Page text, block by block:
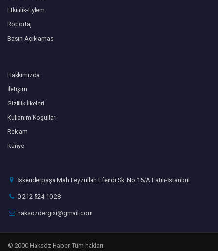
Etkinlik-Eylem
Röportaj
Basın Açıklaması
Hakkımızda
İletişim
Gizlilik İlkeleri
Kullanım Koşulları
Reklam
Künye
İskenderpaşa Mah Feyzullah Efendi Sk. No:15/A Fatih-İstanbul
0 212 524 10 28
haksozdergisi@gmail.com
© 2000 Haksöz Haber. Tüm hakları